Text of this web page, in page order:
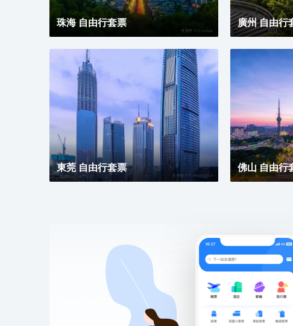
珠海 自由行套票 廣州 自由行
東莞 自由行套票 佛山 自由行